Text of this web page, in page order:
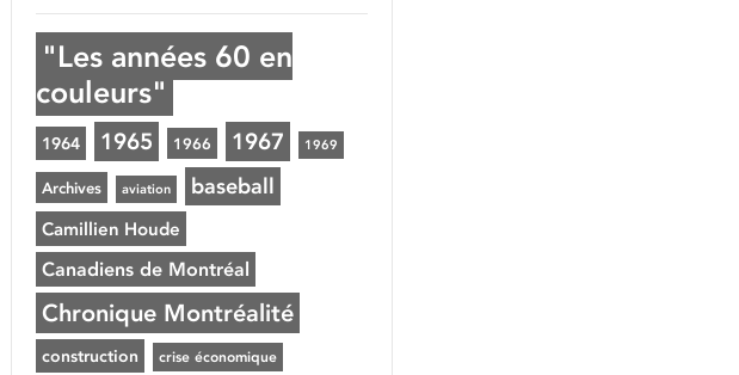
"Les années 60 en
couleurs"
1964 1965 1966 1967 1969
Archives aviation baseball
Camillien Houde
Canadiens de Montréal
Chronique Montréalité
construction crise économique